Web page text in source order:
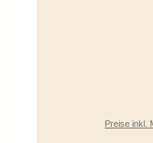
Preise inkl.